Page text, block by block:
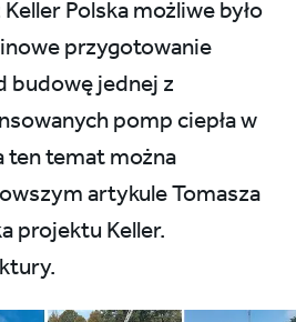
Polska możliwe było
przygotowanie
jednej z
pomp ciepła w
ten temat można
artykule Tomasza
projektu Keller.